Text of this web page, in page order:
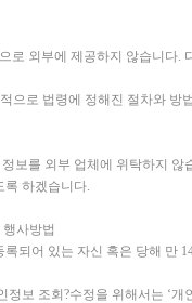
로 외부에 제공하지 않습니다.
으로 법령에 정해진 절차와 방
보를 외부 업체에 위탁하지
록 하겠습니다.
사방법
되어 있는 자신 혹은 당해 만
정보 조회?수정을 위해서는 ‘